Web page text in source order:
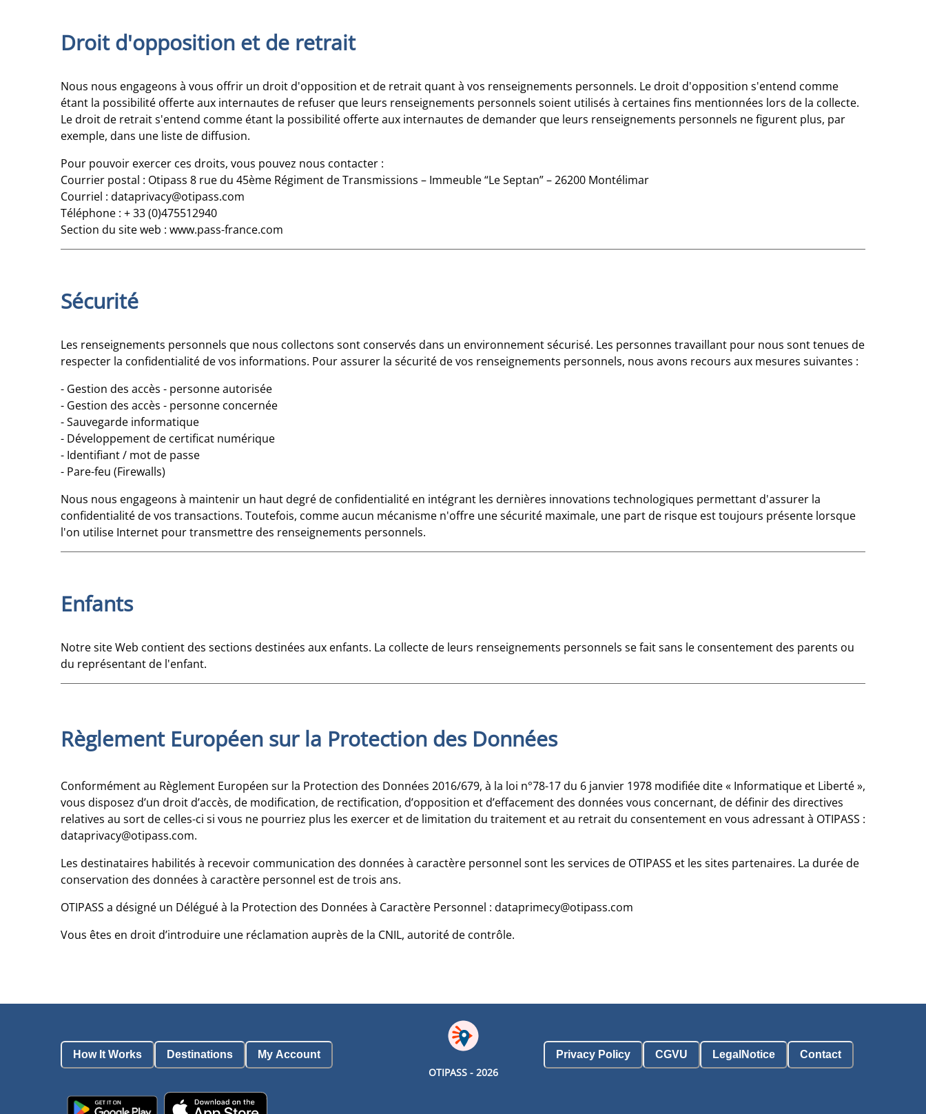
Droit d'opposition et de retrait
Nous nous engageons à vous offrir un droit d'opposition et de retrait quant à vos renseignements personnels. Le droit d'opposition s'entend comme
étant la possibilité offerte aux internautes de refuser que leurs renseignements personnels soient utilisés à certaines fins mentionnées lors de la collecte.
Le droit de retrait s'entend comme étant la possibilité offerte aux internautes de demander que leurs renseignements personnels ne figurent plus, par
exemple, dans une liste de diffusion.
Pour pouvoir exercer ces droits, vous pouvez nous contacter :
Courrier postal : Otipass 8 rue du 45ème Régiment de Transmissions – Immeuble “Le Septan” – 26200 Montélimar
Courriel : dataprivacy@otipass.com
Téléphone : + 33 (0)475512940
Section du site web : www.pass-france.com
Sécurité
Les renseignements personnels que nous collectons sont conservés dans un environnement sécurisé. Les personnes travaillant pour nous sont tenues de
respecter la confidentialité de vos informations. Pour assurer la sécurité de vos renseignements personnels, nous avons recours aux mesures suivantes :
- Gestion des accès - personne autorisée
- Gestion des accès - personne concernée
- Sauvegarde informatique
- Développement de certificat numérique
- Identifiant / mot de passe
- Pare-feu (Firewalls)
Nous nous engageons à maintenir un haut degré de confidentialité en intégrant les dernières innovations technologiques permettant d'assurer la
confidentialité de vos transactions. Toutefois, comme aucun mécanisme n'offre une sécurité maximale, une part de risque est toujours présente lorsque
l'on utilise Internet pour transmettre des renseignements personnels.
Enfants
Notre site Web contient des sections destinées aux enfants. La collecte de leurs renseignements personnels se fait sans le consentement des parents ou
du représentant de l'enfant.
Règlement Européen sur la Protection des Données
Conformément au Règlement Européen sur la Protection des Données 2016/679, à la loi n°78-17 du 6 janvier 1978 modifiée dite « Informatique et Liberté »,
vous disposez d’un droit d’accès, de modification, de rectification, d’opposition et d’effacement des données vous concernant, de définir des directives
relatives au sort de celles-ci si vous ne pourriez plus les exercer et de limitation du traitement et au retrait du consentement en vous adressant à OTIPASS :
dataprivacy@otipass.com.
Les destinataires habilités à recevoir communication des données à caractère personnel sont les services de OTIPASS et les sites partenaires. La durée de
conservation des données à caractère personnel est de trois ans.
OTIPASS a désigné un Délégué à la Protection des Données à Caractère Personnel : dataprimecy@otipass.com
Vous êtes en droit d’introduire une réclamation auprès de la CNIL, autorité de contrôle.
How It Works Destinations My Account
OTIPASS - 2026
Privacy Policy CGVU LegalNotice Contact